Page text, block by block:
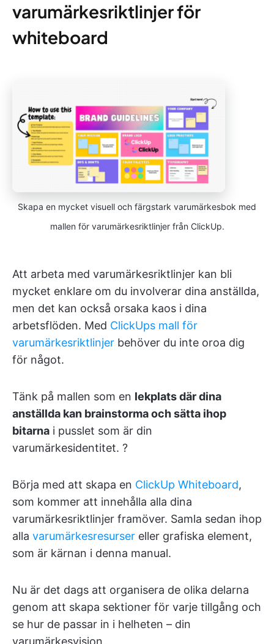
varumärkesriktlinjer för
whiteboard
Skapa en mycket visuell och färgstark varumärkesbok med
mallen för varumärkesriktlinjer från ClickUp.
Att arbeta med varumärkesriktlinjer kan bli
mycket enklare om du involverar dina anställda,
men det kan också orsaka kaos i dina
arbetsflöden. Med ClickUps mall för
varumärkesriktlinjer behöver du inte oroa dig
för något.
Tänk på mallen som en lekplats där dina
anställda kan brainstorma och sätta ihop
bitarna i pusslet som är din
varumärkesidentitet. ?
Börja med att skapa en ClickUp Whiteboard,
som kommer att innehålla alla dina
varumärkesriktlinjer framöver. Samla sedan ihop
alla varumärkesresurser eller grafiska element,
som är kärnan i denna manual.
Nu är det dags att organisera de olika delarna
genom att skapa sektioner för varje tillgång och
se hur de passar in i helheten – din
varumärkesvision.